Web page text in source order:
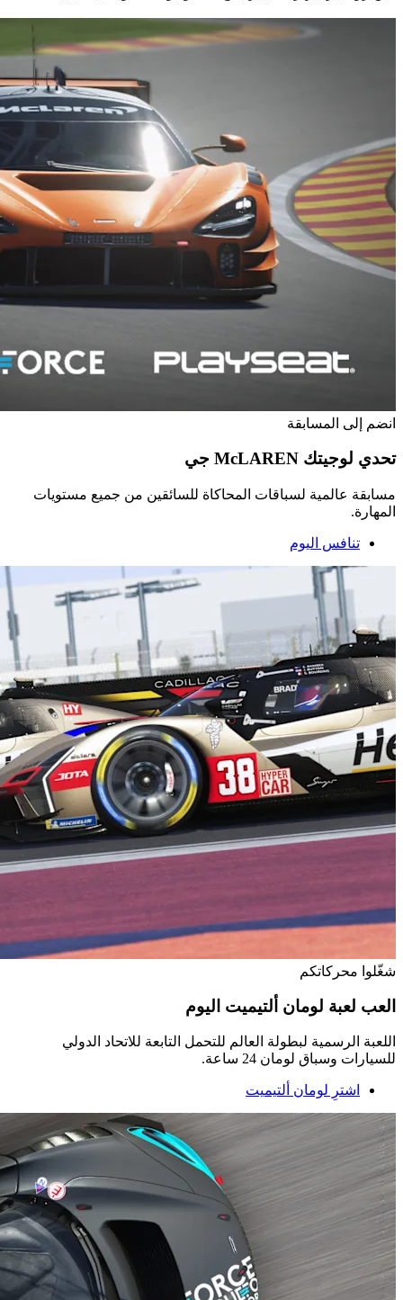
انضم إلى المسابقة
تحدي لوجيتك McLAREN جي
مسابقة عالمية لسباقات المحاكاة للسائقين من جميع مستويات
المهارة.
تنافس اليوم
شغّلوا محركاتكم
العب لعبة لومان ألتيميت اليوم
اللعبة الرسمية لبطولة العالم للتحمل التابعة للاتحاد الدولي
للسيارات وسباق لومان 24 ساعة.
اشترِ لومان ألتيميت